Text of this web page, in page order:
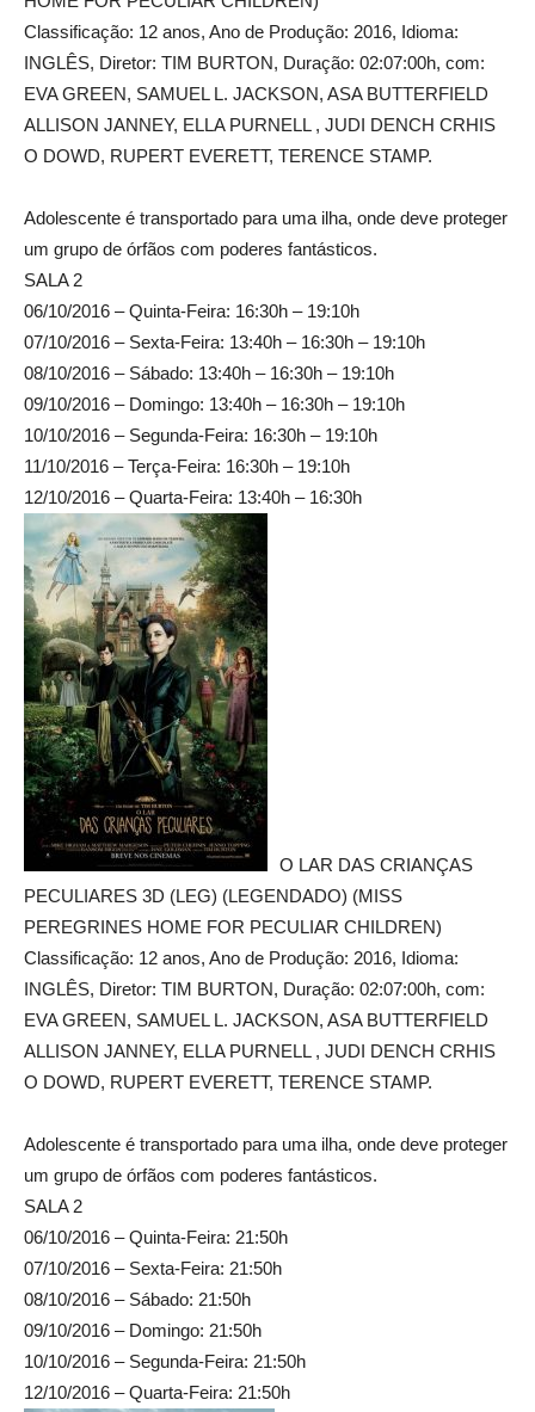
Classificação: 12 anos, Ano de Produção: 2016, Idioma:
INGLÊS, Diretor: TIM BURTON, Duração: 02:07:00h, com:
EVA GREEN, SAMUEL L. JACKSON, ASA BUTTERFIELD
ALLISON JANNEY, ELLA PURNELL , JUDI DENCH CRHIS
O DOWD, RUPERT EVERETT, TERENCE STAMP.
Adolescente é transportado para uma ilha, onde deve proteger
um grupo de órfãos com poderes fantásticos.
SALA 2
06/10/2016 – Quinta-Feira: 16:30h – 19:10h
07/10/2016 – Sexta-Feira: 13:40h – 16:30h – 19:10h
08/10/2016 – Sábado: 13:40h – 16:30h – 19:10h
09/10/2016 – Domingo: 13:40h – 16:30h – 19:10h
10/10/2016 – Segunda-Feira: 16:30h – 19:10h
11/10/2016 – Terça-Feira: 16:30h – 19:10h
12/10/2016 – Quarta-Feira: 13:40h – 16:30h
O LAR DAS CRIANÇAS
PECULIARES 3D (LEG) (LEGENDADO) (MISS
PEREGRINES HOME FOR PECULIAR CHILDREN)
Classificação: 12 anos, Ano de Produção: 2016, Idioma:
INGLÊS, Diretor: TIM BURTON, Duração: 02:07:00h, com:
EVA GREEN, SAMUEL L. JACKSON, ASA BUTTERFIELD
ALLISON JANNEY, ELLA PURNELL , JUDI DENCH CRHIS
O DOWD, RUPERT EVERETT, TERENCE STAMP.
Adolescente é transportado para uma ilha, onde deve proteger
um grupo de órfãos com poderes fantásticos.
SALA 2
06/10/2016 – Quinta-Feira: 21:50h
07/10/2016 – Sexta-Feira: 21:50h
08/10/2016 – Sábado: 21:50h
09/10/2016 – Domingo: 21:50h
10/10/2016 – Segunda-Feira: 21:50h
12/10/2016 – Quarta-Feira: 21:50h